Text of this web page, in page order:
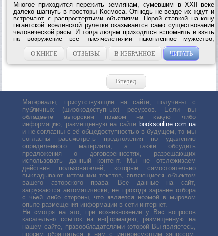
Многое приходится пережить землянам, сумевшим в XXII веке
далеко шагнуть в просторы Космоса. Отнюдь не везде их ждут и
встречают с распростертыми объятиями. Порой ставкой на кону
гигантской вселенской рулетки оказывается само существование
человеческой расы. И тогда людям приходится вспомнить и взять
на вооружение все тысячелетиями накопленное мужество,
бесстрашие и...
О КНИГЕ
ОТЗЫВЫ В ИЗБРАННОЕ ЧИТАТЬ
Вперед
Материалы, присутствующие на сайте, получены с
публичных (широкодоступных) ресурсов. Если вы
обладаете авторским правом на какую либо
информацию, размещенную на сайте booksonline.com.ua
и не согласны с её общедоступностью в будущем, то мы
согласны рассмотреть предложения по удалению
определенного материала, а также обсудить
предложения о договоренностях, разрешающих
использовать данный контент. Мы не отслеживаем
действия пользователей, которые самостоятельно
выкладывают источники текстов, являющиеся объектом
вашего авторского права. Все данные на сайт,
загружаются автоматически, не проходя заранее отбора
с чьей либо стороны, что является нормой в мировом
опыте размещения информации в сети интернет.
Не смотря на это, при возникновении у Вас вопросов
касательно ссылок на информацию, размещенную на
нашем сайте, правообладателями которой Вы являетесь,
просим обращаться к нам с интересующим запросом.